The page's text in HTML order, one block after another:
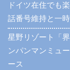
ドイツ在住でも
話番号維持と一
星野リゾート「
ンパンマンミュ
ース